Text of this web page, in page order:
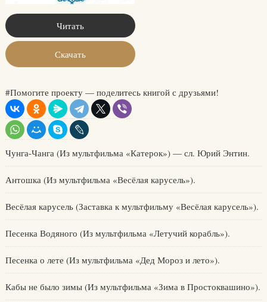
Читать
Скачать
#Помогите проекту — поделитесь книгой с друзьями!
Чунга-Чанга (Из мультфильма «Катерок») — сл. Юрий Энтин.
Антошка (Из мультфильма «Весёлая карусель»).
Весёлая карусель (Заставка к мультфильму «Весёлая карусель»).
Песенка Водяного (Из мультфильма «Летучий корабль»).
Песенка о лете (Из мультфильма «Дед Мороз и лето»).
Кабы не было зимы (Из мультфильма «Зима в Простоквашино»).